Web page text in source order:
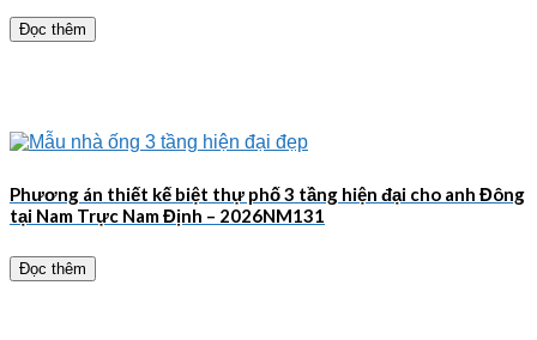
Đọc thêm
Phương án thiết kế biệt thự phố 3 tầng hiện đại cho anh Đông
tại Nam Trực Nam Định – 2026NM131
Đọc thêm